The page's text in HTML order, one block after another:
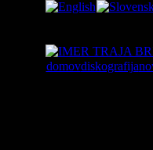
domovdiskografija